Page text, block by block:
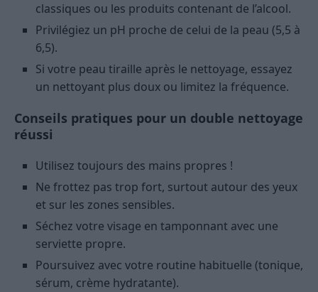
classiques ou les produits contenant de l’alcool.
Privilégiez un pH proche de celui de la peau (5,5 à
6,5).
Si votre peau tiraille après le nettoyage, essayez
un nettoyant plus doux ou limitez la fréquence.
Conseils pratiques pour un double nettoyage
réussi
Utilisez toujours des mains propres !
Ne frottez pas trop fort, surtout autour des yeux
et sur les zones sensibles.
Séchez votre visage en tamponnant avec une
serviette propre.
Poursuivez avec votre routine habituelle (tonique,
sérum, crème hydratante).